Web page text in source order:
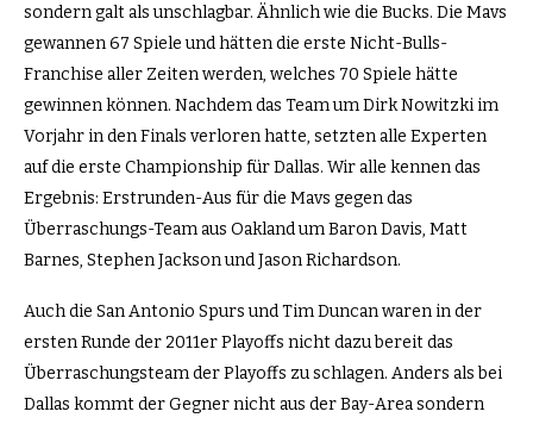
sondern galt als unschlagbar. Ähnlich wie die Bucks. Die Mavs
gewannen 67 Spiele und hätten die erste Nicht-Bulls-
Franchise aller Zeiten werden, welches 70 Spiele hätte
gewinnen können. Nachdem das Team um Dirk Nowitzki im
Vorjahr in den Finals verloren hatte, setzten alle Experten
auf die erste Championship für Dallas. Wir alle kennen das
Ergebnis: Erstrunden-Aus für die Mavs gegen das
Überraschungs-Team aus Oakland um Baron Davis, Matt
Barnes, Stephen Jackson und Jason Richardson.
Auch die San Antonio Spurs und Tim Duncan waren in der
ersten Runde der 2011er Playoffs nicht dazu bereit das
Überraschungsteam der Playoffs zu schlagen. Anders als bei
Dallas kommt der Gegner nicht aus der Bay-Area sondern